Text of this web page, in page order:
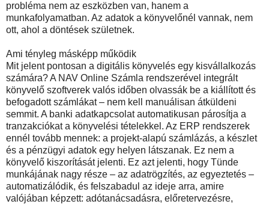
probléma nem az eszközben van, hanem a
munkafolyamatban. Az adatok a könyvelőnél vannak, nem
ott, ahol a döntések születnek.
Ami tényleg másképp működik
Mit jelent pontosan a digitális könyvelés egy kisvállalkozás
számára? A NAV Online Számla rendszerével integrált
könyvelő szoftverek valós időben olvassák be a kiállított és
befogadott számlákat – nem kell manuálisan átküldeni
semmit. A banki adatkapcsolat automatikusan párosítja a
tranzakciókat a könyvelési tételekkel. Az ERP rendszerek
ennél tovább mennek: a projekt-alapú számlázás, a készlet
és a pénzügyi adatok egy helyen látszanak. Ez nem a
könyvelő kiszorítását jelenti. Ez azt jelenti, hogy Tünde
munkájának nagy része – az adatrögzítés, az egyeztetés –
automatizálódik, és felszabadul az ideje arra, amire
valójában képzett: adótanácsadásra, előretervezésre,